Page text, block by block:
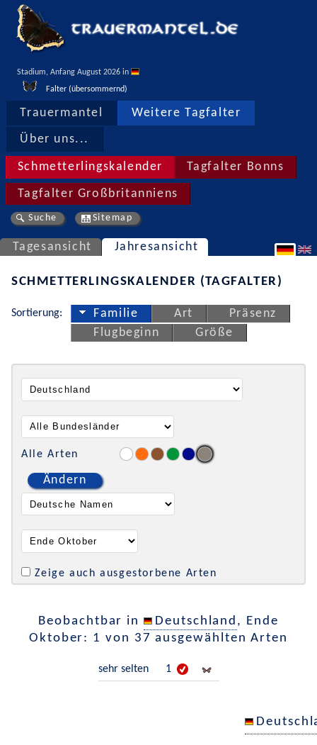
Stadium, Anfang August 2026 in
Falter (übersommernd)
Trauermantel Weitere Tagfalter
Über uns...
Schmetterlingskalender Tagfalter Bonns
Tagfalter Großbritanniens
Suche Sitemap
Tagesansicht Jahresansicht
SCHMETTERLINGSKALENDER (TAGFALTER)
Sortierung: Familie Art
Präsenz
Flugbeginn
Größe
Alle Arten
Ändern
Zeige auch ausgestorbene Arten
Beobachtbar in Deutschland , Ende
Oktober: 1 von 37 ausgewählten Arten
sehr selten 1